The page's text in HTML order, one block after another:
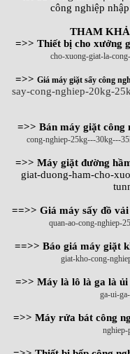
công nghiệp
THAM
=>> Thiết bị cho xưởng
cho-xuong-giat-la-
=>> Giá máy giặt sấy công
say-cong-nghiep-20kg-
=>> Bán máy giặt công
cong-nghiep-25kg---30kg---
=>> Máy giặt đường
giat-duong-ham-cho-
==>> Giá máy sấy đồ vải
quan-ao-cong-nghiep-
==>> Báo giá máy giặt
giat-kho-cong-
=>> Máy là lô là ga là ủi
ga-ui-
=>> Máy rửa bát công
nghiep-